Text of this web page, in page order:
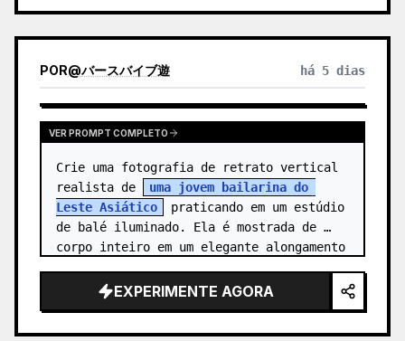
POR@バースバイブ遊 há 5 dias
VER PROMPT COMPLETO
Crie uma fotografia de retrato vertical
realista de
uma jovem bailarina do
Leste Asiático
praticando em um estúdio
de balé iluminado. Ela é mostrada de
corpo inteiro em um elegante alongamento
EXPERIMENTE AGORA